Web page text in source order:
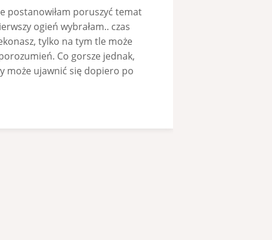
postanowiłam poruszyć temat
ogień wybrałam.. czas
tylko na tym tle może
Co gorsze jednak,
może ujawnić się dopiero po